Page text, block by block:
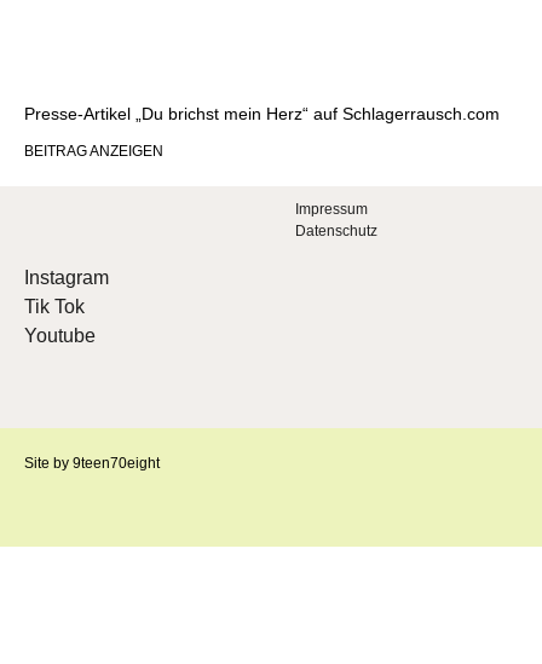
Presse-Artikel „Du brichst mein Herz“ auf Schlagerrausch.com
BEITRAG ANZEIGEN
Instagram
Tik Tok
Youtube
Impressum
Datenschutz
Site by 9teen70eight